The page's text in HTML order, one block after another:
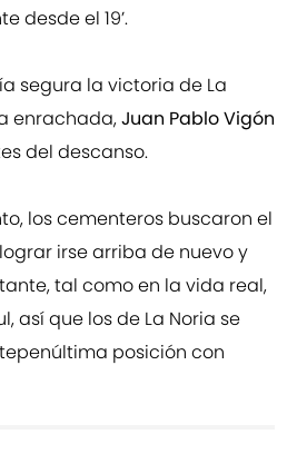
desde el 19’.
segura la victoria de La
enrachada,Juan Pablo Vigón
del descanso.
los cementeros buscaron el
irse arriba de nuevo y
tal como en la vida real,
así que los de La Noria se
posición con